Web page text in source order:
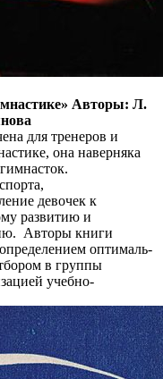
Авторы: Л.
для тренеров и
она наверняка
девочек к
развитию и
Авторы книги
оптималь­
в группы
учебно-